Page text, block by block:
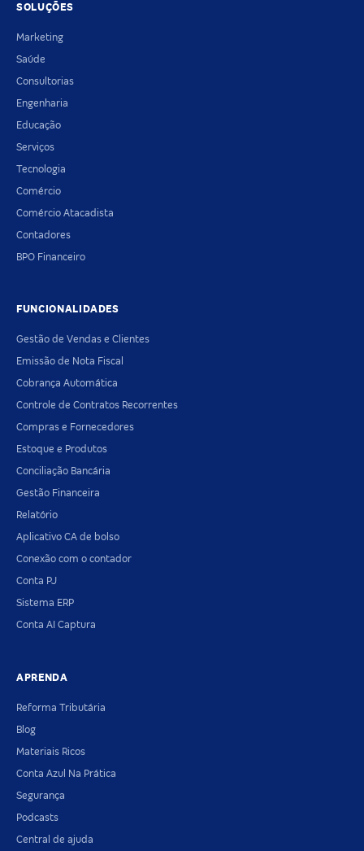
SOLUÇÕES
Marketing
Saúde
Consultorias
Engenharia
Educação
Serviços
Tecnologia
Comércio
Comércio Atacadista
Contadores
BPO Financeiro
FUNCIONALIDADES
Gestão de Vendas e Clientes
Emissão de Nota Fiscal
Cobrança Automática
Controle de Contratos Recorrentes
Compras e Fornecedores
Estoque e Produtos
Conciliação Bancária
Gestão Financeira
Relatório
Aplicativo CA de bolso
Conexão com o contador
Conta PJ
Sistema ERP
Conta AI Captura
APRENDA
Reforma Tributária
Blog
Materiais Ricos
Conta Azul Na Prática
Segurança
Podcasts
Central de ajuda